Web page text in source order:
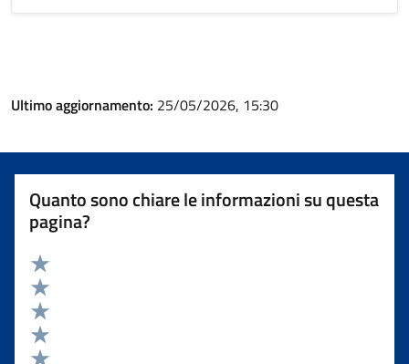
Ultimo aggiornamento: 25/05/2026, 15:30
Quanto sono chiare le informazioni su questa
pagina?
Valuta 5 stelle su 5
Valuta 4 stelle su 5
Valuta 3 stelle su 5
Valuta 2 stelle su 5